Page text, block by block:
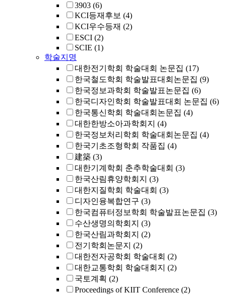
3903 (6)
KCI등재후보 (4)
KCI우수등재 (2)
ESCI (2)
SCIE (1)
학술지명
대한전기학회 학술대회 논문집 (17)
한국철도학회 학술발표대회논문집 (9)
한국정보과학회 학술발표논문집 (6)
한국디자인학회 학술발표대회 논문집 (6)
한국통신학회 학술대회논문집 (4)
대한한방소아과학회지 (4)
한국정보처리학회 학술대회논문집 (4)
한국기초조형학회 작품집 (4)
建築 (3)
대한기계학회 춘추학술대회 (3)
한국산림휴양학회지 (3)
대한지질학회 학술대회 (3)
디자인융복합연구 (3)
한국컴퓨터정보학회 학술발표논문집 (3)
수산생명의학회지 (3)
한국산림과학회지 (2)
전기학회논문지 (2)
대한전자공학회 학술대회 (2)
대한교통학회 학술대회지 (2)
국토계획 (2)
Proceedings of KIIT Conference (2)